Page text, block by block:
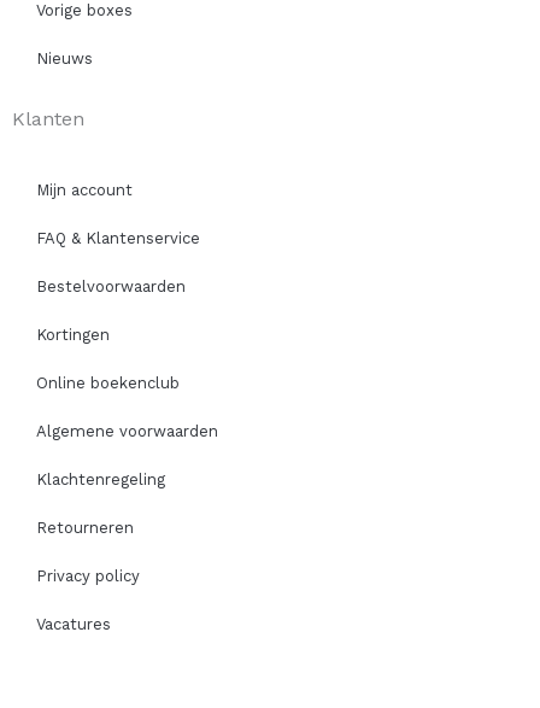
Vorige boxes
Nieuws
Klanten
Mijn account
FAQ & Klantenservice
Bestelvoorwaarden
Kortingen
Online boekenclub
Algemene voorwaarden
Klachtenregeling
Retourneren
Privacy policy
Vacatures